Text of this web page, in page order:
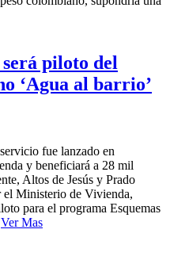
piloto del
‘Agua al barrio’
fue lanzado en
y beneficiará a 28 mil
Altos de Jesús y Prado
Ministerio de Vivienda,
para el programa Esquemas
Ver Mas